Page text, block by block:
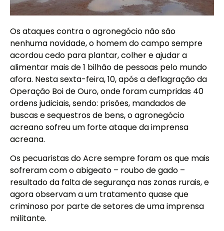
Os ataques contra o agronegócio não são
nenhuma novidade, o homem do campo sempre
acordou cedo para plantar, colher e ajudar a
alimentar mais de 1 bilhão de pessoas pelo mundo
afora. Nesta sexta-feira, 10, após a deflagração da
Operação Boi de Ouro, onde foram cumpridas 40
ordens judiciais, sendo: prisões, mandados de
buscas e sequestros de bens, o agronegócio
acreano sofreu um forte ataque da imprensa
acreana.
Os pecuaristas do Acre sempre foram os que mais
sofreram com o abigeato – roubo de gado –
resultado da falta de segurança nas zonas rurais, e
agora observam a um tratamento quase que
criminoso por parte de setores de uma imprensa
militante.